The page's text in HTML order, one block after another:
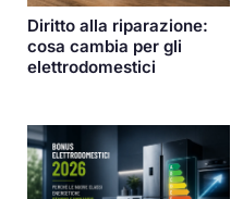
Diritto alla riparazione:
cosa cambia per gli
elettrodomestici